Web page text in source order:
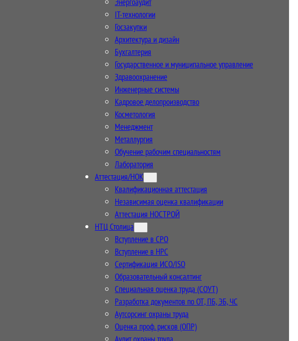
IT-технологии
Госзакупки
Архитектура и дизайн
Бухгалтерия
Государственное и муниципальное управление
Здравоохранение
Инженерные системы
Кадровое делопроизводство
Косметология
Менеджмент
Металлургия
Обучение рабочим специальностям
Лаборатория
Аттестация/НОК
Квалификационная аттестация
Независимая оценка квалификации
Аттестация НОСТРОЙ
НТЦ Столица
Вступление в СРО
Вступление в НРС
Сертификация ИСО/ISO
Образовательный консалтинг
Специальная оценка труда (СОУТ)
Разработка документов по ОТ, ПБ, ЭБ, ЧС
Аутсорсинг охраны труда
Оценка проф. рисков (ОПР)